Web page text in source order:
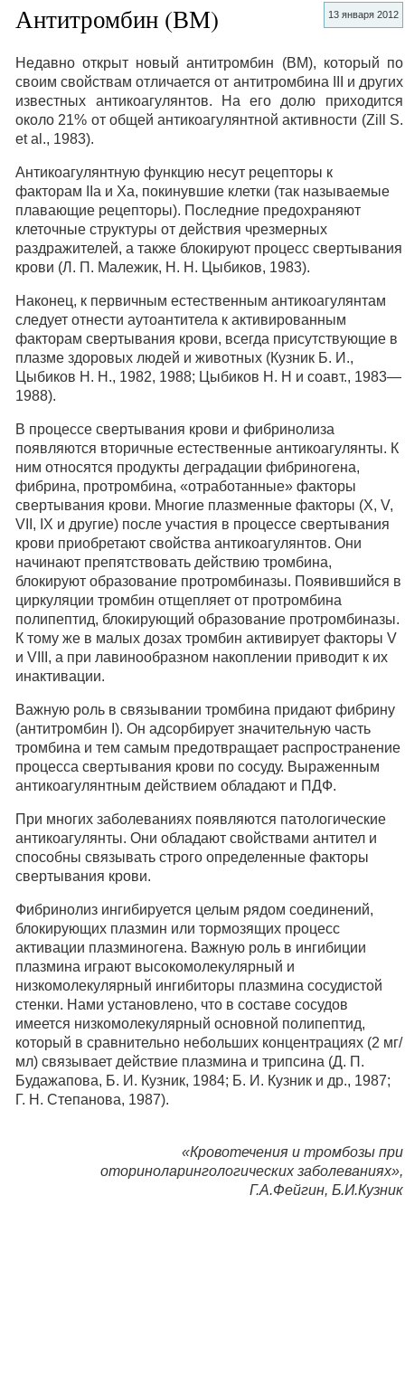
13 января 2012
Антитромбин (ВМ)
Недавно открыт новый антитромбин (ВМ), который по
своим свойствам отличается от антитромбина III и других
известных антикоагулянтов. На его долю приходится
около 21% от общей антикоагулянтной активности (Zill S.
et al., 1983).
Антикоагулянтную функцию несут рецепторы к
факторам IIа и Ха, покинувшие клетки (так называемые
плавающие рецепторы). Последние предохраняют
клеточные структуры от действия чрезмерных
раздражителей, а также блокируют процесс свертывания
крови (Л. П. Малежик, Н. Н. Цыбиков, 1983).
Наконец, к первичным естественным антикоагулянтам
следует отнести аутоантитела к активированным
факторам свертывания крови, всегда присутствующие в
плазме здоровых людей и животных (Кузник Б. И.,
Цыбиков Н. Н., 1982, 1988; Цыбиков Н. Н и соавт., 1983—
1988).
В процессе свертывания крови и фибринолиза
появляются вторичные естественные антикоагулянты. К
ним относятся продукты деградации фибриногена,
фибрина, протромбина, «отработанные» факторы
свертывания крови. Многие плазменные факторы (X, V,
VII, IX и другие) после участия в процессе свертывания
крови приобретают свойства антикоагулянтов. Они
начинают препятствовать действию тромбина,
блокируют образование протромбиназы. Появившийся в
циркуляции тромбин отщепляет от протромбина
полипептид, блокирующий образование протромбиназы.
К тому же в малых дозах тромбин активирует факторы V
и VIII, а при лавинообразном накоплении приводит к их
инактивации.
Важную роль в связывании тромбина придают фибрину
(антитромбин I). Он адсорбирует значительную часть
тромбина и тем самым предотвращает распространение
процесса свертывания крови по сосуду. Выраженным
антикоагулянтным действием обладают и ПДФ.
При многих заболеваниях появляются патологические
антикоагулянты. Они обладают свойствами антител и
способны связывать строго определенные факторы
свертывания крови.
Фибринолиз ингибируется целым рядом соединений,
блокирующих плазмин или тормозящих процесс
активации плазминогена. Важную роль в ингибиции
плазмина играют высокомолекулярный и
низкомолекулярный ингибиторы плазмина сосудистой
стенки. Нами установлено, что в составе сосудов
имеется низкомолекулярный основной полипептид,
который в сравнительно небольших концентрациях (2 мг/
мл) связывает действие плазмина и трипсина (Д. П.
Будажапова, Б. И. Кузник, 1984; Б. И. Кузник и др., 1987;
Г. Н. Степанова, 1987).
«Кровотечения и тромбозы при
оториноларингологических заболеваниях»,
Г.А.Фейгин, Б.И.Кузник